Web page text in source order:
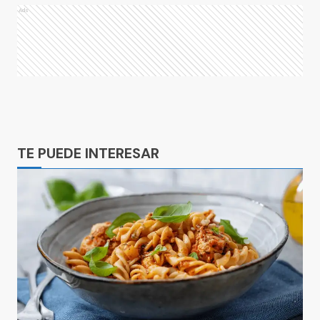
Ads
TE PUEDE INTERESAR